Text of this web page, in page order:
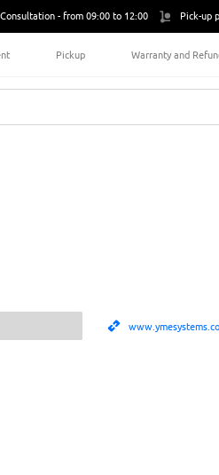
Consultation - from 09:00 to 12:00 Pick-up
Pickup Warranty and